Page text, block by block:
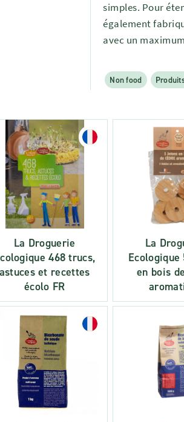
simples. Pour
également
avec un
Non food
La Droguerie
468 trucs,
et recettes
écolo FR
La
en bois